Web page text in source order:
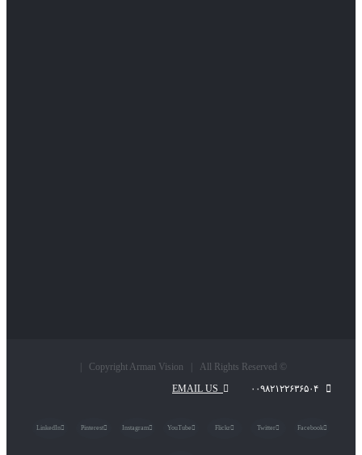
© Copyright Arman Vision | All Rights Reserved |
Facebook
Twitter
Flickr
YouTube
Instagram
Pinterest
LinkedIn